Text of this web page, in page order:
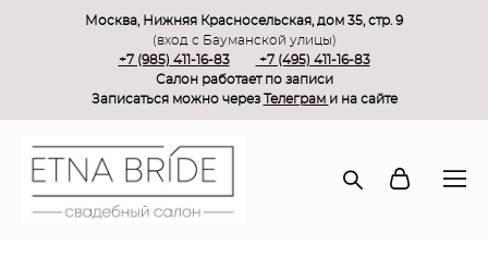
Москва, Нижняя Красносельская, дом 35, стр. 9
(вход с Бауманской улицы)
+7 (985) 411-16-83
+7 (495) 411-16-83
Салон работает по записи
Записаться можно через Телеграм и на сайте